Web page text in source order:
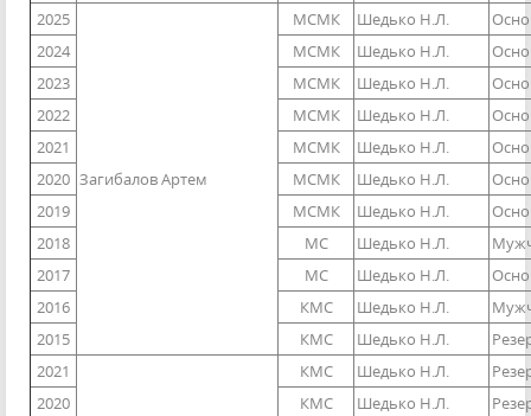
2025
Загибалов Артем
МСМК Шедько Н.Л.
2024
МСМК Шедько Н.Л.
2023
МСМК Шедько Н.Л.
2022
МСМК Шедько Н.Л.
2021
МСМК Шедько Н.Л.
2020
МСМК Шедько Н.Л.
2019
МСМК Шедько Н.Л.
2018
МС Шедько Н.Л.
2017
МС Шедько Н.Л.
2016
КМС Шедько Н.Л.
2015
КМС Шедько Н.Л.
2021
КМС Шедько Н.Л.
2020
КМС Шедько Н.Л.